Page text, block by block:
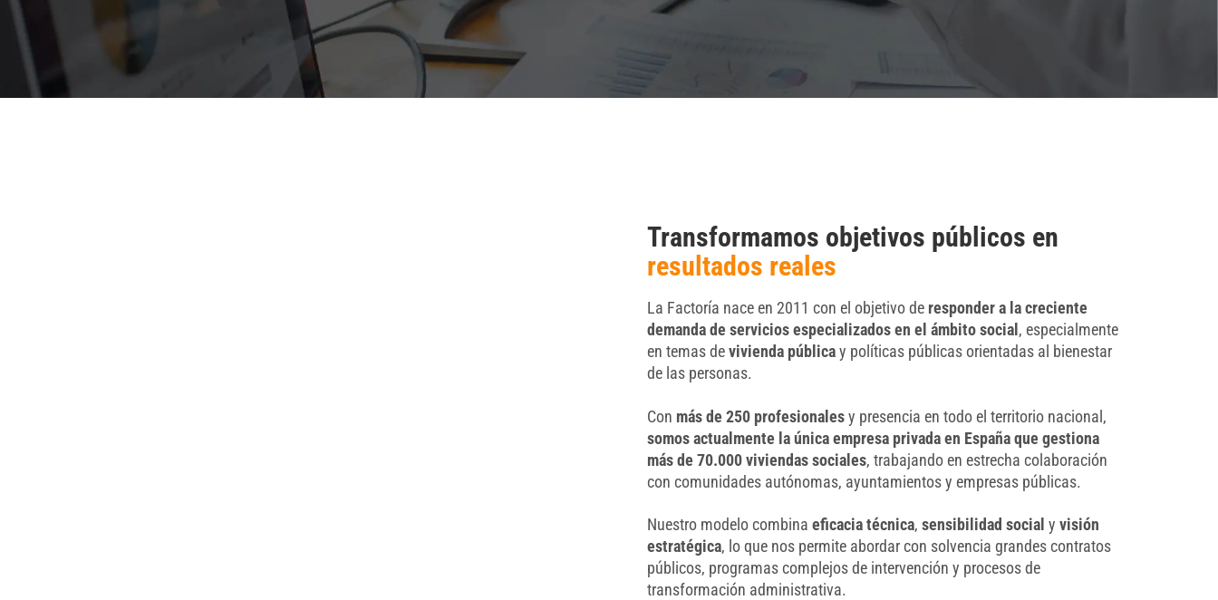
Transformamos objetivos públicos en
resultados reales
La Factoría nace en 2011 con el objetivo de responder a la creciente
demanda de servicios especializados en el ámbito social , especialmente
en temas devivienda públicay políticas públicas orientadas al bienestar
de las personas.
Con más de 250 profesionalesy presencia en todo el territorio nacional,
somos actualmente la única empresa privada en España que gestiona
más de 70.000 viviendas sociales, trabajando en estrecha colaboración
con comunidades autónomas, ayuntamientos y empresas públicas.
Nuestro modelo combinaeficacia técnica,sensibilidad social yvisión
estratégica, lo que nos permite abordar con solvencia grandes contratos
públicos, programas complejos de intervención y procesos de
transformación administrativa.